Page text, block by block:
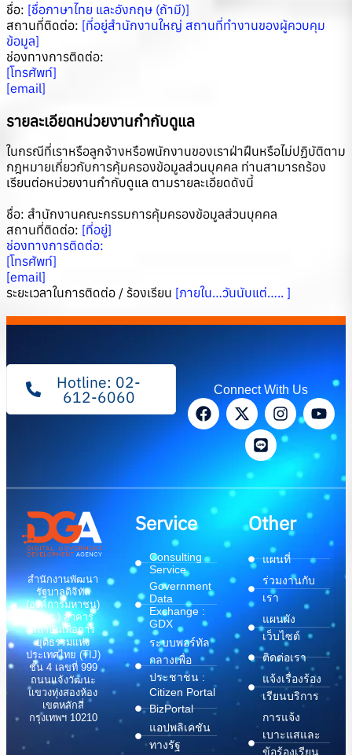
ชื่อ: [ชื่อภาษาไทย และอังกฤษ (ถ้ามี)]
สถานที่ติดต่อ: [ที่อยู่สำนักงานใหญ่ สถานที่ทำงานของผู้ควบคุม
ข้อมูล]
ช่องทางการติดต่อ:
[โทรศัพท์]
[email]
รายละเอียดหน่วยงานกำกับดูแล
ในกรณีที่เราหรือลูกจ้างหรือพนักงานของเราฝ่าฝืนหรือไม่ปฏิบัติตาม
กฎหมายเกี่ยวกับการคุ้มครองข้อมูลส่วนบุคคล ท่านสามารถร้อง
เรียนต่อหน่วยงานกำกับดูแล ตามรายละเอียดดังนี้
ชื่อ: สำนักงานคณะกรรมการคุ้มครองข้อมูลส่วนบุคคล
สถานที่ติดต่อ: [ที่อยู่]
ช่องทางการติดต่อ:
[โทรศัพท์]
[email]
ระยะเวลาในการติดต่อ / ร้องเรียน [ภายใน…วันนับแต่….. ]
Hotline: 02-
612-6060 Connect With Us
สำนักงานพัฒนา
รัฐบาลดิจิทัล
(องค์การมหาชน)
(สพร.) อาคาร
สถาบันเพื่อการ
ยุติธรรมแห่ง
ประเทศไทย (TIJ)
ชั้น 4 เลขที่ 999
ถนนแจ้งวัฒนะ
แขวงทุ่งสองห้อง
เขตหลักสี่
กรุงเทพฯ 10210
Service
Consulting
Service
Government
Data
Exchange :
GDX
ระบบพอร์ทัล
กลางเพื่อ
ประชาชน :
Citizen Portal
BizPortal
แอปพลิเคชัน
ทางรัฐ
Other
แผนที่
ร่วมงานกับ
เรา
แผนผัง
เว็บไซต์
ติดต่อเรา
แจ้งเรื่องร้อง
เรียนบริการ
การแจ้ง
เบาะแสและ
ข้อร้องเรียน